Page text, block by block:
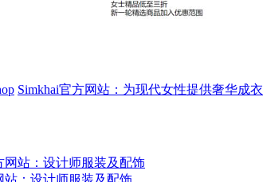
Simkhai官方网站：为现代女性提供奢华成衣